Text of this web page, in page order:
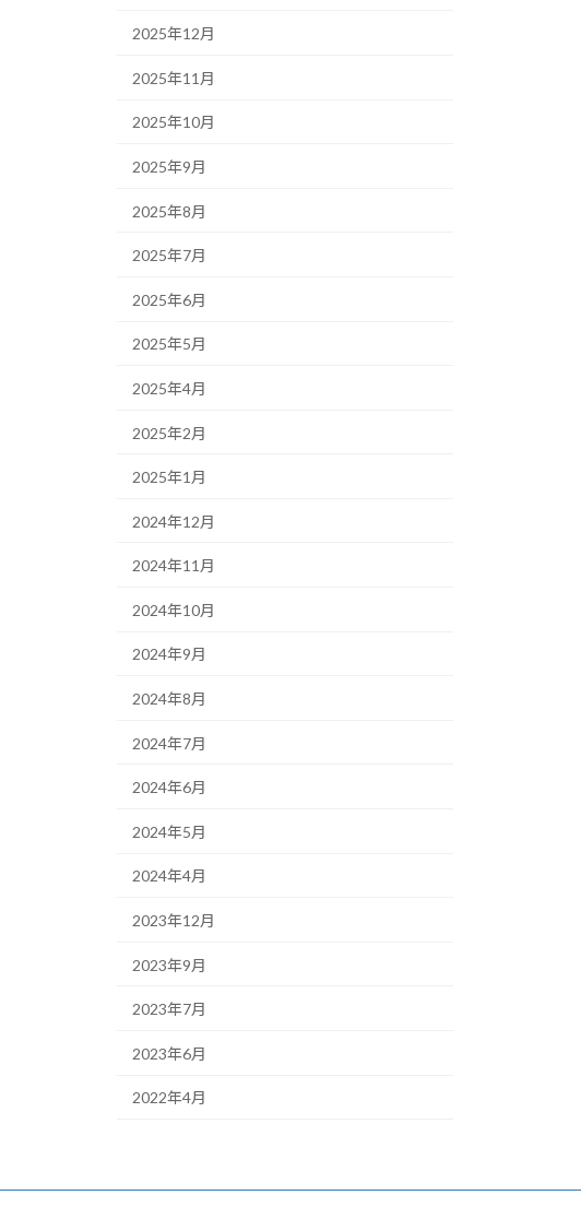
2025年12月
2025年11月
2025年10月
2025年9月
2025年8月
2025年7月
2025年6月
2025年5月
2025年4月
2025年2月
2025年1月
2024年12月
2024年11月
2024年10月
2024年9月
2024年8月
2024年7月
2024年6月
2024年5月
2024年4月
2023年12月
2023年9月
2023年7月
2023年6月
2022年4月